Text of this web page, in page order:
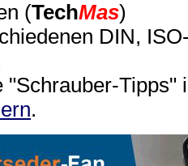
(TechMas)
DIN,
"Schrauber-Tipps"
.